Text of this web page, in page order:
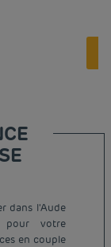
dans l'Aude
votre
en couple